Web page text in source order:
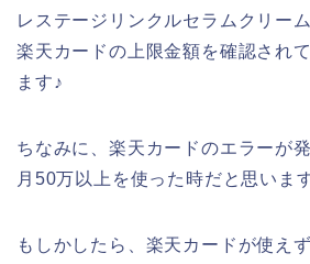
レステージリンクルセラムクリー
楽天カードの上限金額を確認され
ます♪
ちなみに、楽天カードのエラーが
月50万以上を使った時だと思いま
もしかしたら、楽天カードが使え